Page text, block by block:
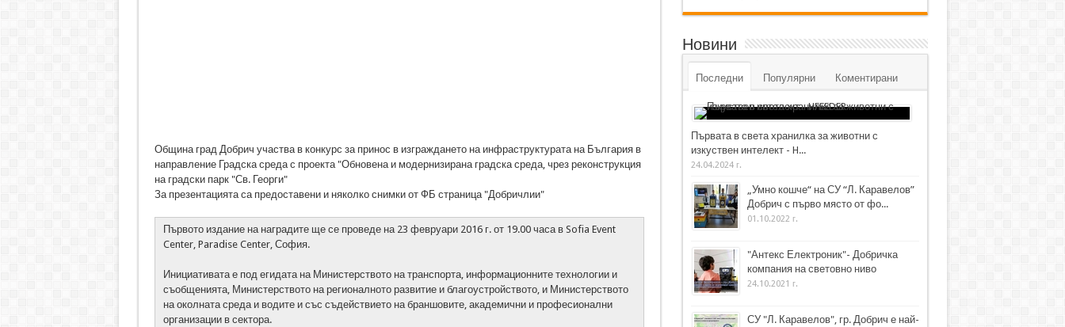
Община град Добрич участва в конкурс за принос в изграждането на инфраструктурата на България в
направление Градска среда с проекта "Обновена и модернизирана градска среда, чрез реконструкция
на градски парк "Св. Георги"
За презентацията са предоставени и няколко снимки от ФБ страница "Добричлии"
Първото издание на наградите ще се проведе на 23 февруари 2016 г. от 19.00 часа в Sofia Event
Center, Paradise Center, София.
Инициативата е под егидата на Министерството на транспорта, информационните технологии и
съобщенията, Министерството на регионалното развитие и благоустройството, и Министерството
на околната среда и водите и със съдействието на браншовите, академични и професионални
организации в сектора.
Новини
Последни Популярни Коментирани
Първата в света хранилка за животни с
изкуствен интелект - H...
24.04.2024 г.
„Умно кошче“ на СУ “Л. Каравелов”
Добрич с първо място от фо...
01.10.2022 г.
"Антекс Електроник"- Добричка
компания на световно ниво
24.10.2021 г.
СУ "Л. Каравелов", гр. Добрич е най-